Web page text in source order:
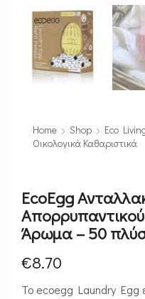
Home Shop Eco
Οικολογικά Καθαριστικά
EcoEgg
Άρωμα – 50
€8.70
Το ecoegg Laundry Egg